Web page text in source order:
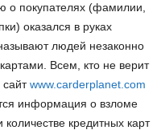
покупателях (фамилии,
оказался в руках
людей незаконно
Всем, кто не верит
www.carderplanet.com
информация о взломе
кредитных карт